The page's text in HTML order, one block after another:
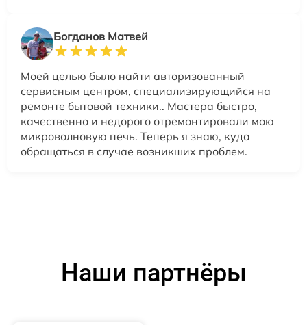
Богданов Матвей
Моей целью было найти авторизованный
сервисным центром, специализирующийся на
ремонте бытовой техники.. Мастера быстро,
качественно и недорого отремонтировали мою
микроволновую печь. Теперь я знаю, куда
обращаться в случае возникших проблем.
Наши партнёры